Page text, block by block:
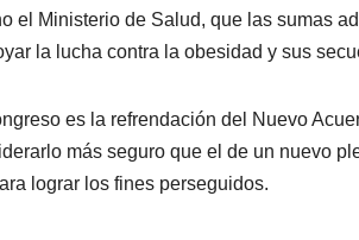
el Ministerio de Salud, que las sumas
la lucha contra la obesidad y sus
es la refrendación del Nuevo
más seguro que el de un nuevo
lograr los fines perseguidos.